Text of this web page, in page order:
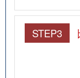
STEP3